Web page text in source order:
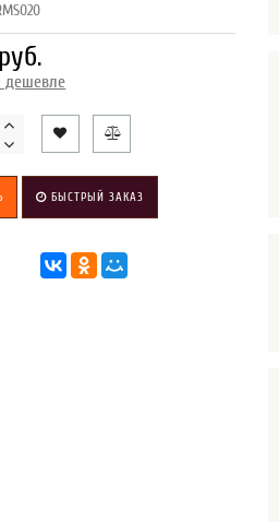
дешевле
БЫСТРЫЙ ЗАКАЗ